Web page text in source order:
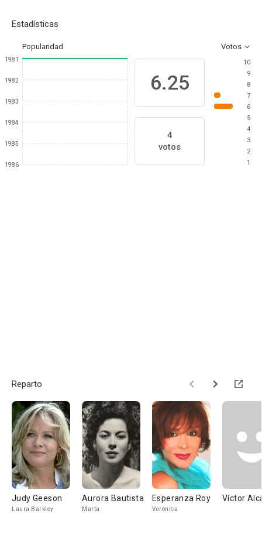
Estadísticas
Popularidad Votos
1981
1982
1983
1984
1985
1986
6.25
4
votos
10
9
8
7
6
5
4
3
2
1
Reparto
Judy Geeson
Laura Barkley
Aurora Bautista
Marta
Esperanza Roy
Verónica
Víctor